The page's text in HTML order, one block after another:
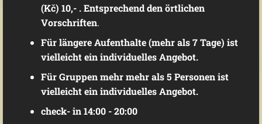
(Kč) 10,- . Entsprechend den örtlichen
Vorschriften.
Für längere Aufenthalte (mehr als 7 Tage) ist
vielleicht ein individuelles Angebot.
Für Gruppenmehr mehr als 5 Personenist
vielleicht ein individuelles Angebot.
check- in 14:00 - 20:00